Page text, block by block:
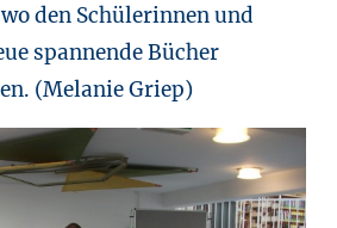
den Schülerinnen und
spannende Bücher
(Melanie Griep)